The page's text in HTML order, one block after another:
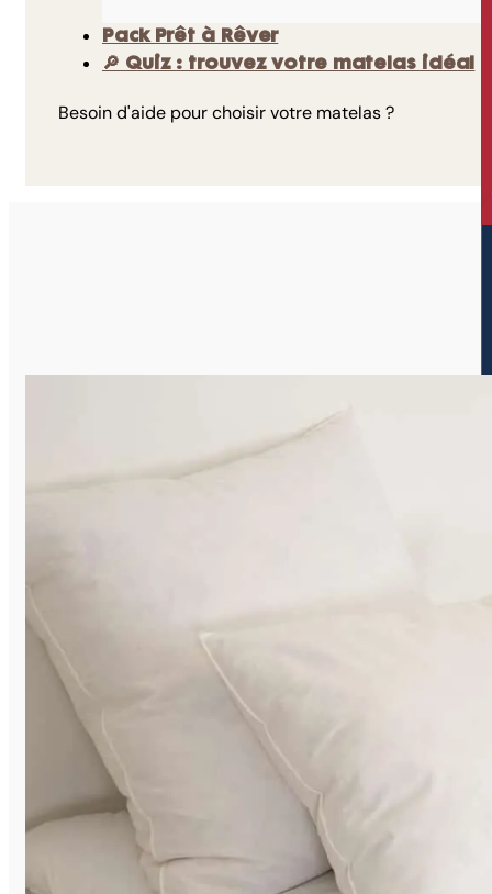
Pack Prêt à Rêver
🔎 Quiz : trouvez votre matelas idéal
Besoin d'aide pour choisir votre matelas ?